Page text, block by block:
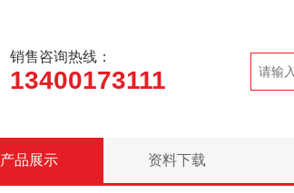
销售咨询热线：
13400173111
产品展示 资料下载